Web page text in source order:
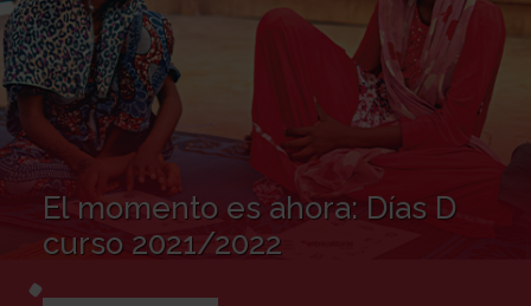
El momento es ahora: Días D
curso 2021/2022